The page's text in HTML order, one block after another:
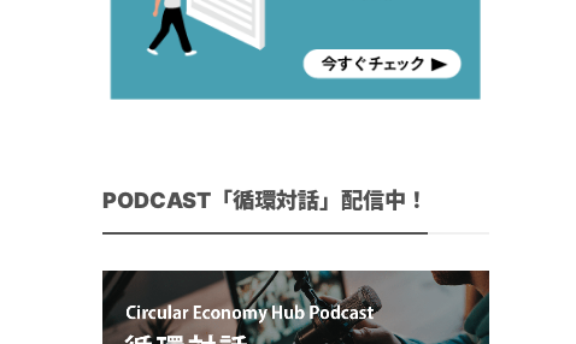
PODCAST「循環対話」配信中！